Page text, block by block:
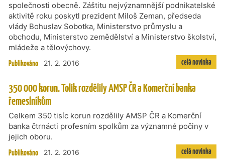
společnosti obecně. Záštitu nejvýznamnější podnikatelské
aktivitě roku poskytl prezident Miloš Zeman, předseda
vlády Bohuslav Sobotka, Ministerstvo průmyslu a
obchodu, Ministerstvo zemědělství a Ministerstvo školství,
mládeže a tělovýchovy.
Publikováno 21. 2. 2016 celá novinka
350 000 korun. Tolik rozdělily AMSP ČR a Komerční banka
řemeslníkům
Celkem 350 tisíc korun rozdělily AMSP ČR a Komerční
banka čtrnácti profesním spolkům za významné počiny v
jejich oboru.
Publikováno 21. 2. 2016 celá novinka